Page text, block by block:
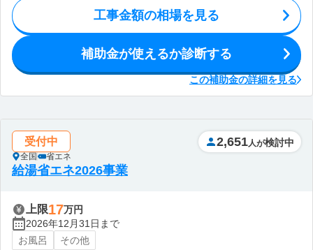
工事金額の相場を見る
補助金が使えるか診断する
この補助金の詳細を見る
受付中
全国 省エネ
2,651 人が検討中
給湯省エネ2026事業
上限17万円
2026年12月31日まで
お風呂
その他